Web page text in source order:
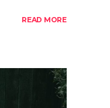
READ MORE